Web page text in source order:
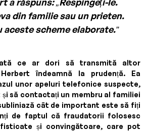
din familie sau un prieten.
aceste scheme elaborate.”
ce ar dori să transmită altor
îndeamnă la prudență. Ea
unor apeluri telefonice suspecte,
să contactați un membru al familiei
cât de important este să fiți
de faptul că fraudatorii folosesc
și convingătoare, care pot